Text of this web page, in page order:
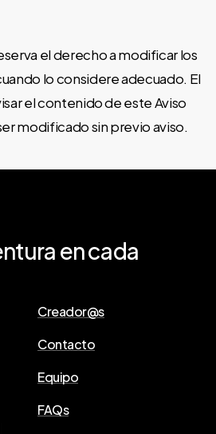
el derecho a modificar los
lo considere adecuado. El
el contenido de este Aviso
modificado sin previo aviso.
encada
Creador@s
Contacto
Equipo
FAQs